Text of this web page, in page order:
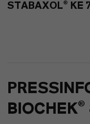
STABAXOL® KE